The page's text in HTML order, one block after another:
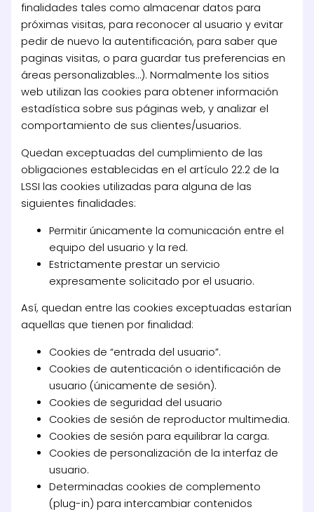
finalidades tales como almacenar datos para
próximas visitas, para reconocer al usuario y evitar
pedir de nuevo la autentificación, para saber que
paginas visitas, o para guardar tus preferencias en
áreas personalizables…). Normalmente los sitios
web utilizan las cookies para obtener información
estadística sobre sus páginas web, y analizar el
comportamiento de sus clientes/usuarios.
Quedan exceptuadas del cumplimiento de las
obligaciones establecidas en el artículo 22.2 de la
LSSI las cookies utilizadas para alguna de las
siguientes finalidades:
Permitir únicamente la comunicación entre el
equipo del usuario y la red.
Estrictamente prestar un servicio
expresamente solicitado por el usuario.
Así, quedan entre las cookies exceptuadas estarían
aquellas que tienen por finalidad:
Cookies de “entrada del usuario”.
Cookies de autenticación o identificación de
usuario (únicamente de sesión).
Cookies de seguridad del usuario
Cookies de sesión de reproductor multimedia.
Cookies de sesión para equilibrar la carga.
Cookies de personalización de la interfaz de
usuario.
Determinadas cookies de complemento
(plug-in) para intercambiar contenidos